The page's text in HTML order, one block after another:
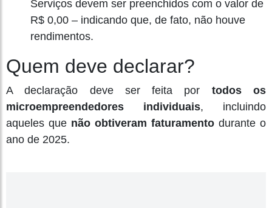
Serviços devem ser preenchidos com o valor de
R$ 0,00 – indicando que, de fato, não houve
rendimentos.
Quem deve declarar?
A declaração deve ser feita por todos os
microempreendedores individuais, incluindo
aqueles que não obtiveram faturamento durante o
ano de 2025.